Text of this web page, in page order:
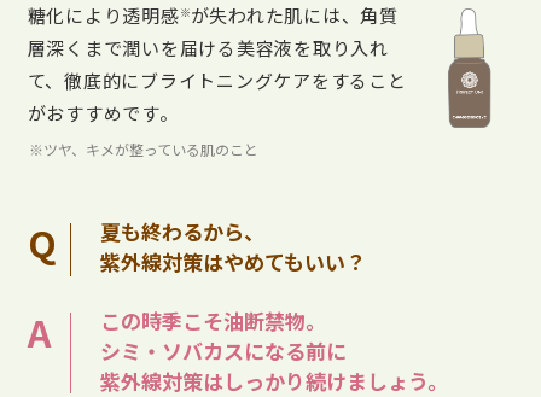
糖化により透明感※が失われた肌には、角質
層深くまで潤いを届ける美容液を取り入れ
て、徹底的にブライトニングケアをすること
がおすすめです。
※ツヤ、キメが整っている肌のこと
Q
夏も終わるから、
紫外線対策はやめてもいい？
A
この時季こそ油断禁物。
シミ・ソバカスになる前に
紫外線対策はしっかり続けましょう。